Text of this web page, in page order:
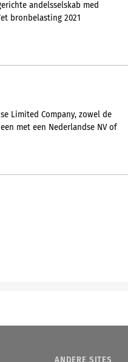
andelsselskab med
bronbelasting 2021
Limited Company, zowel de
met een Nederlandse NV of